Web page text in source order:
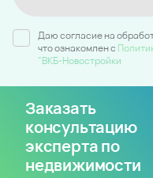
Даю согласие на
что ознакомлен c
"ВКБ-Новостройки
Заказать
консультацию
эксперта по
недвижимости